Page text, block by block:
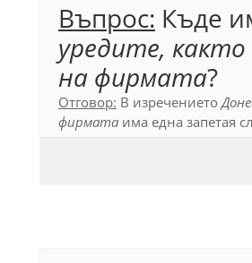
Въпрос: Къде
уредите,
на фирмата?
Отговор: В изречението
фирмата има една запетая